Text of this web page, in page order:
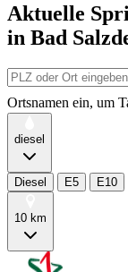
Aktuelle
in Bad
Ortsnamen ein, um
diesel
Diesel E5 E10
10 km